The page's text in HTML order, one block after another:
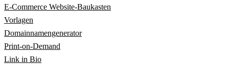
E-Commerce Website-Baukasten
Vorlagen
Domainnamengenerator
Print-on-Demand
Link in Bio